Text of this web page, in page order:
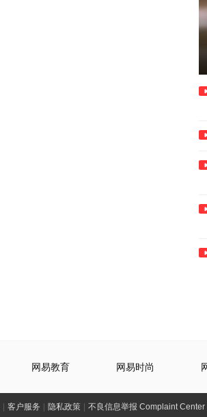
网易教育 网易时尚
客户服务 隐私政策 不良信息举报 Complaint Center